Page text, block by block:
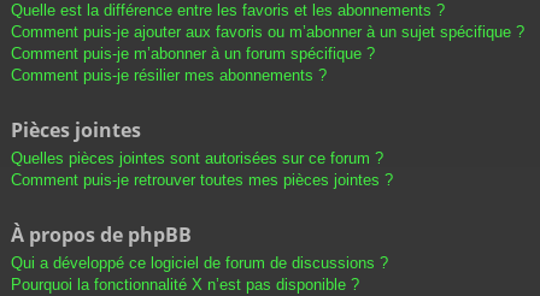
Quelle est la différence entre les favoris et les abonnements ?
Comment puis-je ajouter aux favoris ou m’abonner à un sujet spécifique ?
Comment puis-je m’abonner à un forum spécifique ?
Comment puis-je résilier mes abonnements ?
Pièces jointes
Quelles pièces jointes sont autorisées sur ce forum ?
Comment puis-je retrouver toutes mes pièces jointes ?
À propos de phpBB
Qui a développé ce logiciel de forum de discussions ?
Pourquoi la fonctionnalité X n’est pas disponible ?